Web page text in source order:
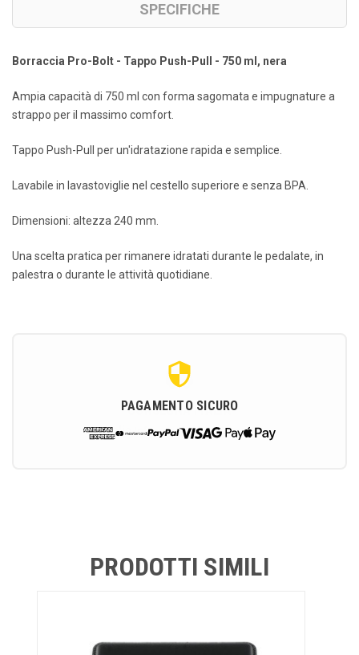
SPECIFICHE
Borraccia Pro-Bolt - Tappo Push-Pull - 750 ml, nera
Ampia capacità di 750 ml con forma sagomata e impugnature a
strappo per il massimo comfort.
Tappo Push-Pull per un'idratazione rapida e semplice.
Lavabile in lavastoviglie nel cestello superiore e senza BPA.
Dimensioni: altezza 240 mm.
Una scelta pratica per rimanere idratati durante le pedalate, in
palestra o durante le attività quotidiane.
PAGAMENTO SICURO
PRODOTTI SIMILI